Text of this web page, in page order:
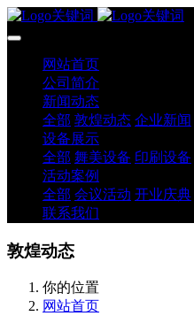
网站首页
公司简介
新闻动态
全部 敦煌动态 企业新闻
设备展示
全部 舞美设备 印刷设备
活动案例
全部 会议活动 开业庆典
联系我们
敦煌动态
你的位置
网站首页